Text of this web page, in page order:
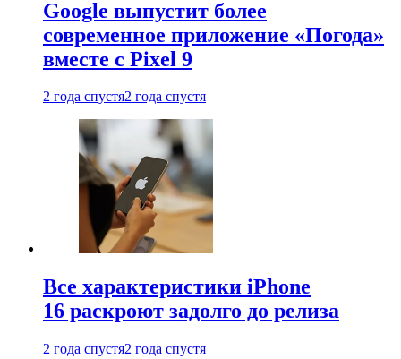
Google выпустит более
современное приложение «Погода»
вместе с Pixel 9
2 года спустя2 года спустя
Все характеристики iPhone
16 раскроют задолго до релиза
2 года спустя2 года спустя